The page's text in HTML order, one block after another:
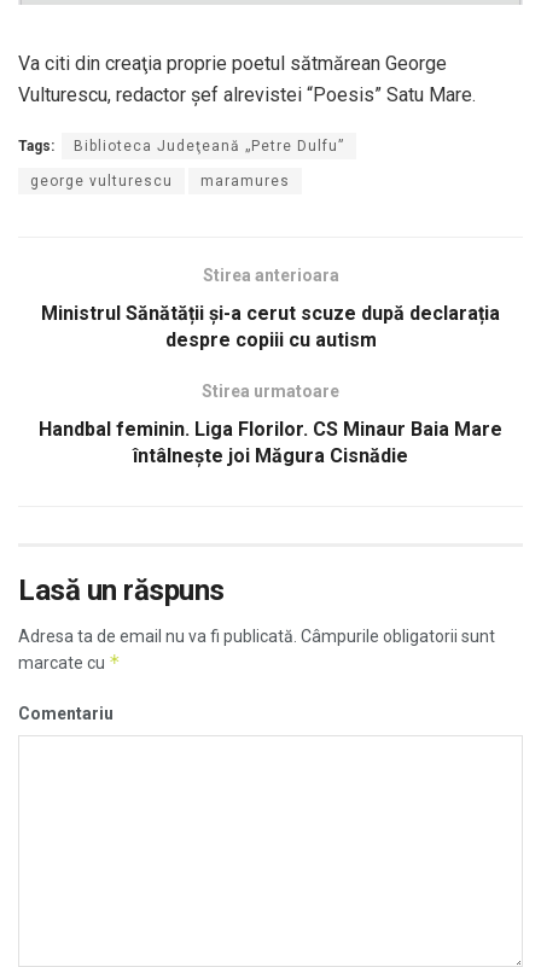
Va citi din creaţia proprie poetul sătmărean George
Vulturescu, redactor șef alrevistei “Poesis” Satu Mare.
Tags: Biblioteca Judeţeană „Petre Dulfu”
george vulturescu maramures
Stirea anterioara
Ministrul Sănătății și-a cerut scuze după declarația
despre copiii cu autism
Stirea urmatoare
Handbal feminin. Liga Florilor. CS Minaur Baia Mare
întâlneşte joi Măgura Cisnădie
Lasă un răspuns
Adresa ta de email nu va fi publicată. Câmpurile obligatorii sunt
marcate cu *
Comentariu